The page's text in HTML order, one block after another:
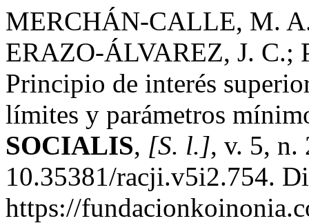
MERCHÁN-CALLE, M.
ERAZO-ÁLVAREZ, J. C.;
Principio de interés
límites y parámetros
SOCIALIS, [S. l.], v. 5, n.
10.35381/racji.v5i2.754.
https://